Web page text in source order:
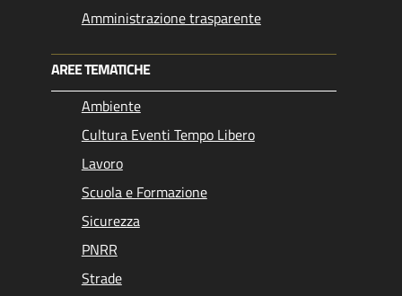
Amministrazione trasparente
AREE TEMATICHE
Ambiente
Cultura Eventi Tempo Libero
Lavoro
Scuola e Formazione
Sicurezza
PNRR
Strade